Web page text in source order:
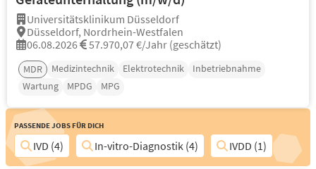
Universitätsklinikum Düsseldorf
Düsseldorf, Nordrhein-Westfalen
06.08.2026
57.970,07 €/Jahr (geschätzt)
MDR Medizintechnik Elektrotechnik
Inbetriebnahme
Wartung
MPDG MPG
Passende Jobs für Dich
IVD (4)
In-vitro-Diagnostik (4) IVDD (1)